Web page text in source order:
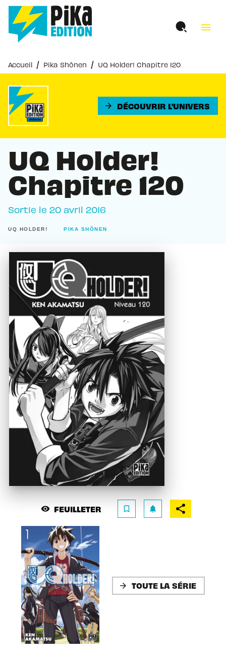
MENU RECHERCHE
PIED DE PAGE
menu
Accueil / Pika Shônen / UQ Holder! Chapitre 120
arrow_forward DÉCOUVRIR L'UNIVERS
UQ Holder!
Chapitre 120
Sortie le 20 avril 2016
UQ HOLDER! PIKA SHÔNEN
visibility FEUILLETER bookmark_border notifications
arrow_forward TOUTE LA SÉRIE